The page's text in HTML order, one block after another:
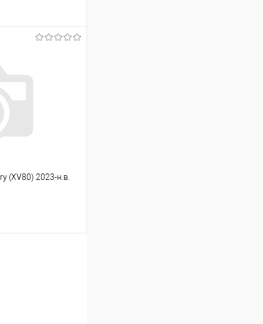
Сравнение
Под заказ
(XV80) 2023-н.в.